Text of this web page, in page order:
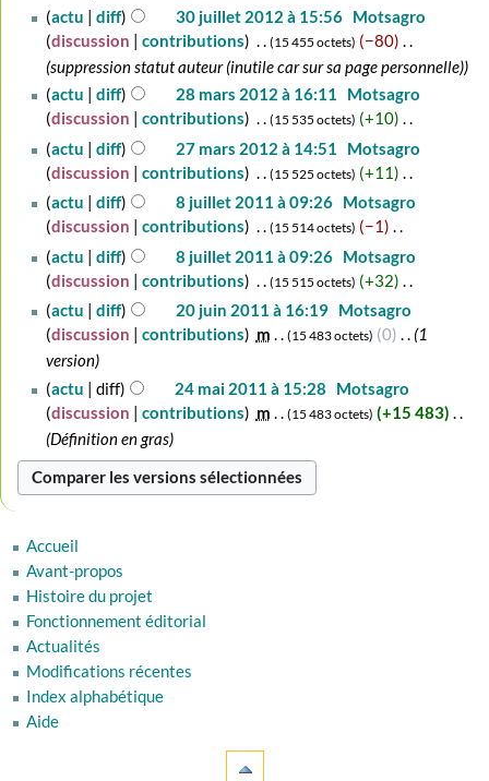
30
juillet
2012
actu diff 30 juillet 2012 à 15:56‎ Motsagro
discussion
contributions 15 455 octets −80
suppression statut auteur (inutile car sur sa page personnelle)
28
mars
2012
actu diff 28 mars 2012 à 16:11
Motsagro
discussion
contributions 15 535 octets +10
A
u
c
u
n
r
é
s
u
m
é
d
e
m
i
f
i
c
a
t
i
o
27
mars
2012
actu diff 27 mars 2012 à 14:51
Motsagro
discussion
contributions 15 525 octets +11
A
u
c
u
n
r
é
s
u
m
é
d
e
o
d
i
f
i
c
a
t
juillet
2011
actu diff 8 juillet 2011 à 09:26‎ Motsagro
discussion
contributions 15 514 octets −1
A
u
c
u
n
r
é
s
u
m
é
e
m
i
f
i
c
actu diff 8 juillet 2011 à 09:26‎ Motsagro
discussion
contributions 15 515 octets +32
A
u
c
u
n
r
é
s
u
é
d
e
s
m
o
d
i
20
juin
2011
actu diff 20 juin 2011 à 16:19‎ Motsagro
discussion
contributions m 15 483 octets 0
1
version
24
mai
2011
actu diff 24 mai 2011 à 15:28
Motsagro
discussion
contributions m 15 483 octets +15 483
Définition en gras
Accueil
Avant-propos
Histoire du projet
Fonctionnement éditorial
Actualités
Modifications récentes
Index alphabétique
Aide